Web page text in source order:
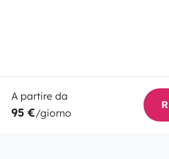
A partire da
95 €/giorno